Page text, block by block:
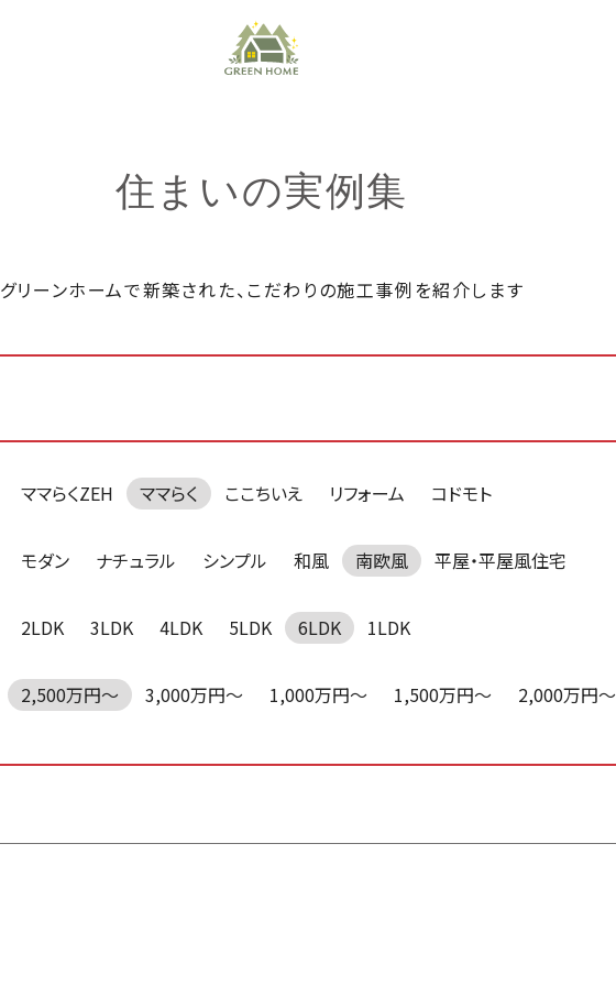
住まいの実例集
グリーンホームで新築された、こだわりの施工事例を紹介します
ママらくZEH ママらく ここちいえ リフォーム コドモト
モダン ナチュラル シンプル 和風 南欧風 平屋・平屋風住宅
2LDK 3LDK 4LDK 5LDK 6LDK 1LDK
2,500万円～ 3,000万円～ 1,000万円～ 1,500万円～ 2,000万円～